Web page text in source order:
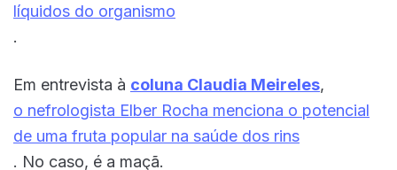
líquidos do organismo
.
Em entrevista à coluna Claudia Meireles,
o nefrologista Elber Rocha menciona o potencial
de uma fruta popular na saúde dos rins
. No caso, é a maçã.